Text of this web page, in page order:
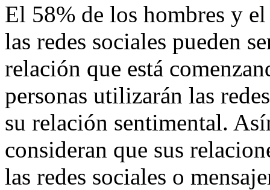
El 58% de los hombres y
las redes sociales pueden
relación que está
personas utilizarán las
su relación sentimental.
consideran que sus
las redes sociales o